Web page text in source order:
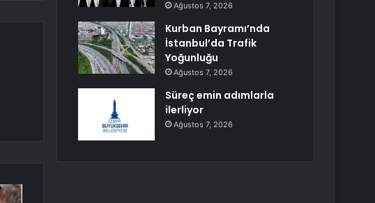
Ağustos 7, 2026
Kurban Bayramı’nda
İstanbul’da Trafik
Yoğunluğu
Ağustos 7, 2026
Süreç emin adımlarla
ilerliyor
Ağustos 7, 2026